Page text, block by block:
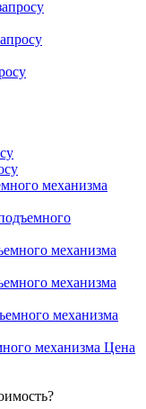
механизма
механизма
механизма
механизма
механизма Цена